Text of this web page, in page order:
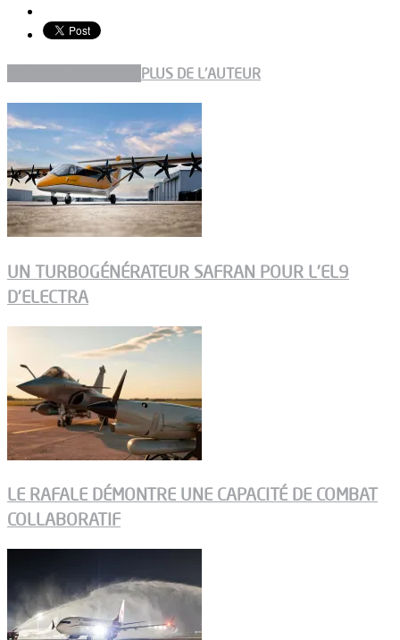
PLUS DE L'AUTEUR
UN TURBOGÉNÉRATEUR SAFRAN POUR L’EL9
D’ELECTRA
LE RAFALE DÉMONTRE UNE CAPACITÉ DE COMBAT
COLLABORATIF